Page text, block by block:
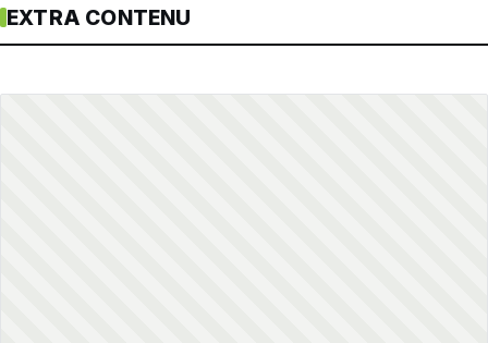
EXTRA CONTENU